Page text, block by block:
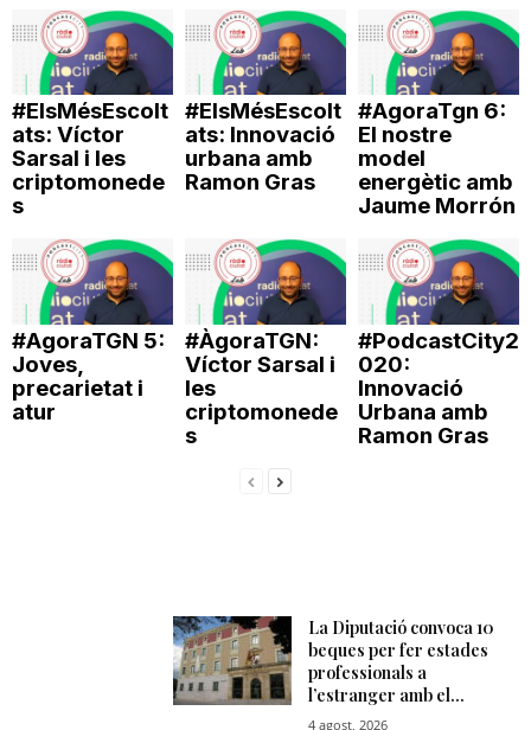
g
o
a
#ElsMésEscolt
ats: Víctor
Sarsal i les
criptomonede
s
#ElsMésEscolt
ats: Innovació
urbana amb
Ramon Gras
#AgoraTgn 6:
El nostre
model
energètic amb
Jaume Morrón
#AgoraTGN 5:
Joves,
precarietat i
atur
#ÀgoraTGN:
Víctor Sarsal i
les
criptomonede
s
#PodcastCity2
020:
Innovació
Urbana amb
Ramon Gras